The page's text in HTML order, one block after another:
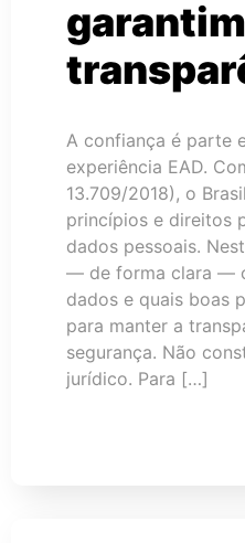
A confiança é parte
experiência EAD.
13.709/2018), o
princípios e direitos
dados pessoais.
— de forma clara —
dados e quais boas
para manter a
segurança. Não
jurídico. Para […]